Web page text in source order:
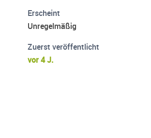
Erscheint
Unregelmäßig
Zuerst veröffentlicht
vor 4 J.